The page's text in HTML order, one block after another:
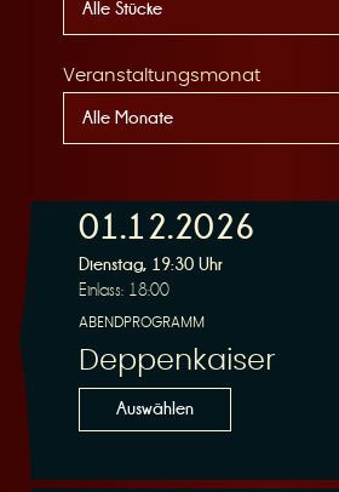
R
e
Veranstaltungsmonat
01.12.2026
Dienstag, 19:30 Uhr
Einlass: 18:00
ABENDPROGRAMM
Deppenkaiser
Auswählen